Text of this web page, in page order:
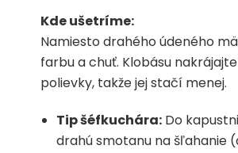
Kde ušetríme:
Namiesto drahého údeného
farbu a chuť. Klobásu
polievky, takže jej stačí menej.
Tip šéfkuchára: Do
drahú smotanu na šľahanie